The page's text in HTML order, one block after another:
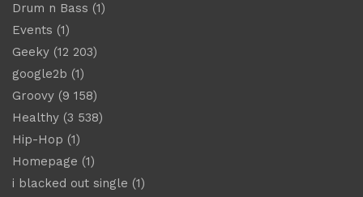
Drum n Bass (1)
Events (1)
Geeky (12 203)
google2b (1)
Groovy (9 158)
Healthy (3 538)
Hip-Hop (1)
Homepage (1)
i blacked out single (1)